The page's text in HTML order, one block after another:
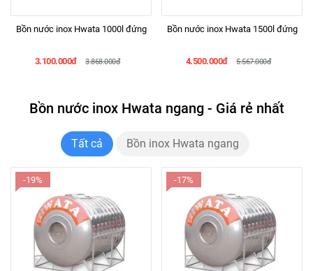
Bồn nước inox Hwata 1000l đứng
3.100.000đ 3.868.000đ
Bồn nước inox Hwata 1500l đứng
4.500.000đ 5.567.000đ
Bồn nước inox Hwata ngang - Giá rẻ nhất
Tất cả Bồn inox Hwata ngang
-19% -17%